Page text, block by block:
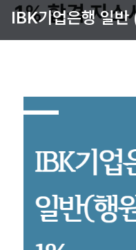
IBK기업은행 일